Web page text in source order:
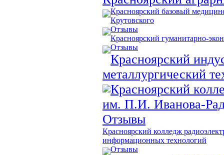
Красноярский базовый
Крутовского
Отзывы
Красноярский гуманитарно-
Отзывы
Красноярский
металлургический
Красноярский
им. П.И. Иванова-
Отзывы
Красноярский колледж
информационных технологий
Отзывы